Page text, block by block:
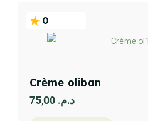
0
Crème oliban
د.م.